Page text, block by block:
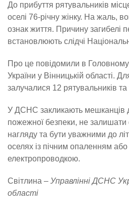
До прибуття рятувальників
оселі 76-річну жінку. На жаль,
ознак життя. Причину загибелі
встановлюють слідчі
Про це повідомили в
України у Вінницькій області.
залучалися 12 рятувальників та
У ДСНС закликають мешканців
пожежної безпеки, не залишати
нагляду та бути уважними до
оселях із пічним опаленням
електропроводкою.
Світлина – Управлінні ДСНС
області